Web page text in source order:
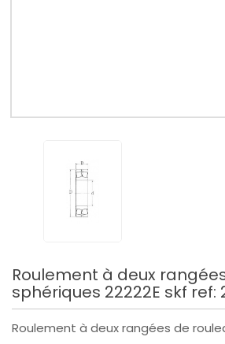
Roulement à deux
sphériques 22222E skf ref:
Roulement à deux rangées de